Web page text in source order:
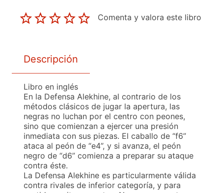
Comenta y valora este libro
Descripción
Libro en inglés
En la Defensa Alekhine, al contrario de los
métodos clásicos de jugar la apertura, las
negras no luchan por el centro con peones,
sino que comienzan a ejercer una presión
inmediata con sus piezas. El caballo de “f6”
ataca al peón de “e4”, y si avanza, el peón
negro de “d6” comienza a preparar su ataque
contra éste.
La Defensa Alekhine es particularmente válida
contra rivales de inferior categoría, y para